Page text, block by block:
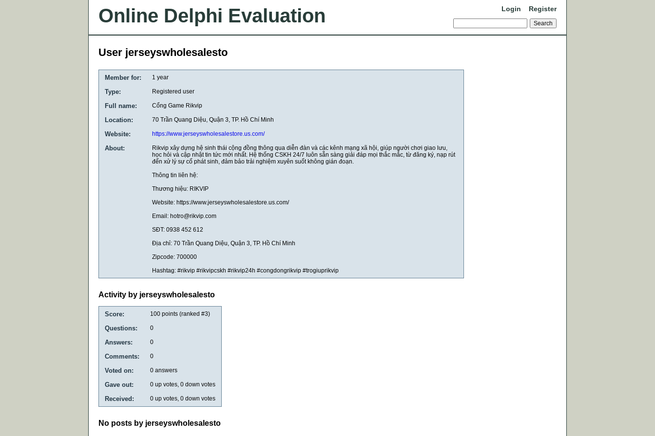
Online Delphi Evaluation Login Register
User jerseyswholesalesto
Member for: 1 year
Type: Registered user
Full name: Cổng Game Rikvip
Location: 70 Trần Quang Diệu, Quận 3, TP. Hồ Chí Minh
Website: https://www.jerseyswholesalestore.us.com/
About:
Rikvip xây dựng hệ sinh thái cộng đồng thông qua diễn đàn và các kênh mạng xã hội, giúp người chơi giao lưu,
học hỏi và cập nhật tin tức mới nhất. Hệ thống CSKH 24/7 luôn sẵn sàng giải đáp mọi thắc mắc, từ đăng ký, nạp rút
đến xử lý sự cố phát sinh, đảm bảo trải nghiệm xuyên suốt không gián đoạn.
Thông tin liên hệ:
Thương hiệu: RIKVIP
Website: https://www.jerseyswholesalestore.us.com/
Email: hotro@rikvip.com
SĐT: 0938 452 612
Địa chỉ: 70 Trần Quang Diệu, Quận 3, TP. Hồ Chí Minh
Zipcode: 700000
Hashtag: #rikvip #rikvipcskh #rikvip24h #congdongrikvip #trogiuprikvip
Activity by jerseyswholesalesto
Score: 100 points (ranked #3)
Questions: 0
Answers: 0
Comments: 0
Voted on: 0 answers
Gave out: 0 up votes, 0 down votes
Received: 0 up votes, 0 down votes
No posts by jerseyswholesalesto